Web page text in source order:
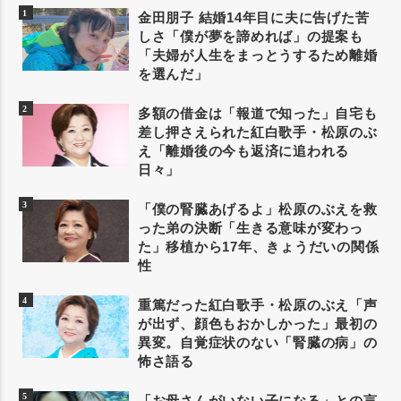
金田朋子 結婚14年目に夫に告げた苦
しさ「僕が夢を諦めれば」の提案も
「夫婦が人生をまっとうするため離婚
を選んだ」
多額の借金は「報道で知った」自宅も
差し押さえられた紅白歌手・松原のぶ
え「離婚後の今も返済に追われる
日々」
「僕の腎臓あげるよ」松原のぶえを救
った弟の決断「生きる意味が変わっ
た」移植から17年、きょうだいの関係
性
重篤だった紅白歌手・松原のぶえ「声
が出ず、顔色もおかしかった」最初の
異変。自覚症状のない「腎臓の病」の
怖さ語る